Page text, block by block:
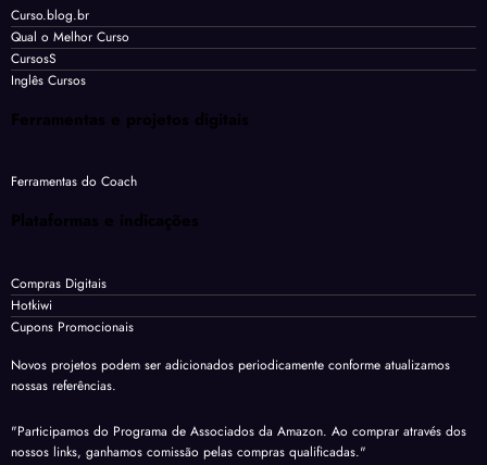
Curso.blog.br
Qual o Melhor Curso
CursosS
Inglês Cursos
Ferramentas e projetos digitais
Ferramentas do Coach
Plataformas e indicações
Compras Digitais
Hotkiwi
Cupons Promocionais
Novos projetos podem ser adicionados periodicamente conforme atualizamos
nossas referências.
"Participamos do Programa de Associados da Amazon. Ao comprar através dos
nossos links, ganhamos comissão pelas compras qualificadas."